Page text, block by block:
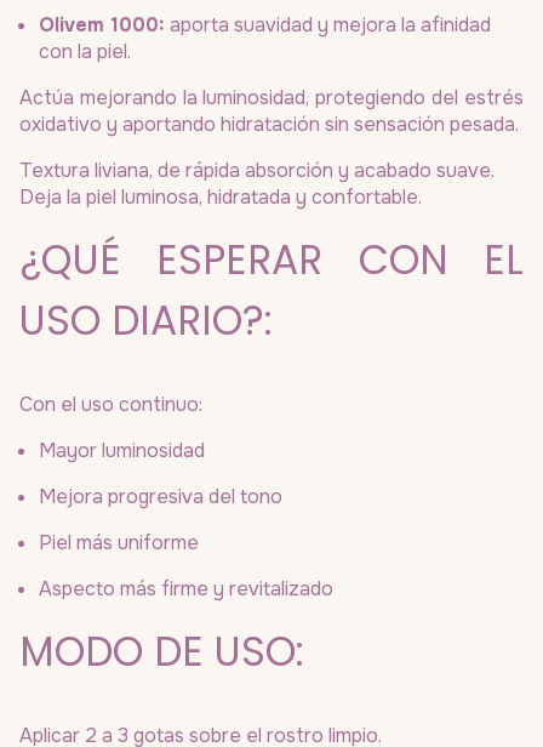
Olivem 1000: aporta suavidad y mejora la afinidad
con la piel.
Actúa mejorando la luminosidad, protegiendo del estrés
oxidativo y aportando hidratación sin sensación pesada.
Textura liviana, de rápida absorción y acabado suave.
Deja la piel luminosa, hidratada y confortable.
¿QUÉ ESPERAR CON EL
USO DIARIO?:
Con el uso continuo:
Mayor luminosidad
Mejora progresiva del tono
Piel más uniforme
Aspecto más firme y revitalizado
MODO DE USO:
Aplicar 2 a 3 gotas sobre el rostro limpio.